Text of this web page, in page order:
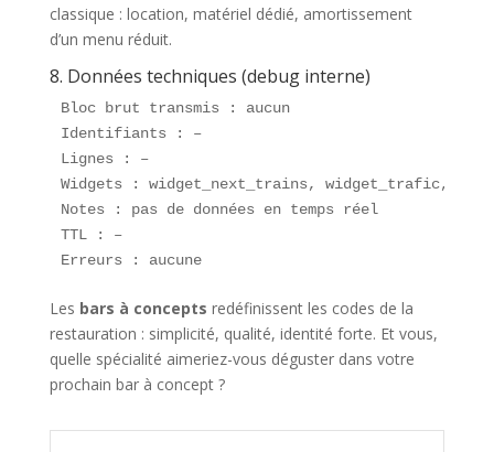
classique : location, matériel dédié, amortissement
d’un menu réduit.
8. Données techniques (debug interne)
Bloc brut transmis : aucun
Identifiants : –
Lignes : –
Widgets : widget_next_trains, widget_trafic,
Notes : pas de données en temps réel
TTL : –
Erreurs : aucune
Les bars à concepts redéfinissent les codes de la
restauration : simplicité, qualité, identité forte. Et vous,
quelle spécialité aimeriez-vous déguster dans votre
prochain bar à concept ?